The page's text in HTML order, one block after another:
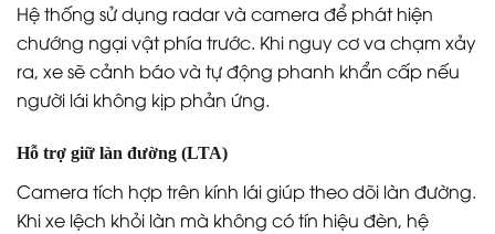
Hệ thống sử dụng radar và camera để phát hiện
chướng ngại vật phía trước. Khi nguy cơ va chạm xảy
ra, xe sẽ cảnh báo và tự động phanh khẩn cấp nếu
người lái không kịp phản ứng.
Hỗ trợ giữ làn đường (LTA)
Camera tích hợp trên kính lái giúp theo dõi làn đường.
Khi xe lệch khỏi làn mà không có tín hiệu đèn, hệ